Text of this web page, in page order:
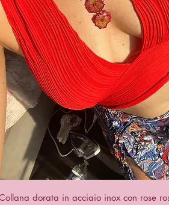
Quick View
dorata in acciaio inox con rose